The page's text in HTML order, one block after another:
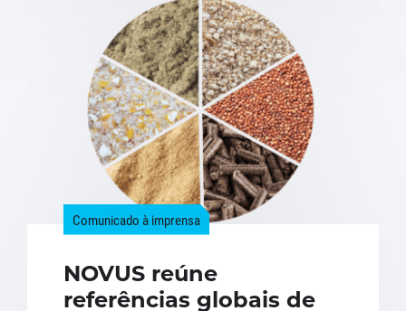
Comunicado à imprensa
NOVUS reúne
referências globais de